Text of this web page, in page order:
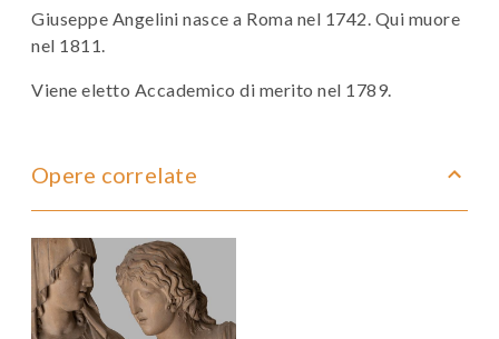
Giuseppe Angelini nasce a Roma nel 1742. Qui muore
nel 1811.
Viene eletto Accademico di merito nel 1789.
Opere correlate